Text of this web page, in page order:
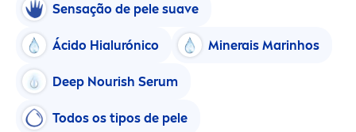
Sensação de pele suave
Ácido Hialurónico Minerais Marinhos
Deep Nourish Serum
Todos os tipos de pele